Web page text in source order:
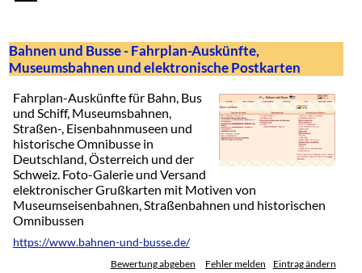
Bahnen und Busse - Fahrplan-Auskünfte,
Museumsbahnen und elektronische Postkarten
Fahrplan-Auskünfte für Bahn, Bus
und Schiff, Museumsbahnen,
Straßen-, Eisenbahnmuseen und
historische Omnibusse in
Deutschland, Österreich und der
Schweiz. Foto-Galerie und Versand
elektronischer Grußkarten mit Motiven von
Museumseisenbahnen, Straßenbahnen und historischen
Omnibussen
https://www.bahnen-und-busse.de/
Bewertung abgeben Fehler melden Eintrag ändern